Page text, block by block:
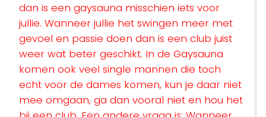
dan is een gaysauna misschien iets voor
jullie. Wanneer jullie het swingen meer met
gevoel en passie doen dan is een club juist
weer wat beter geschikt. In de Gaysauna
komen ook veel single mannen die toch
echt voor de dames komen, kun je daar niet
mee omgaan, ga dan vooral niet en hou het